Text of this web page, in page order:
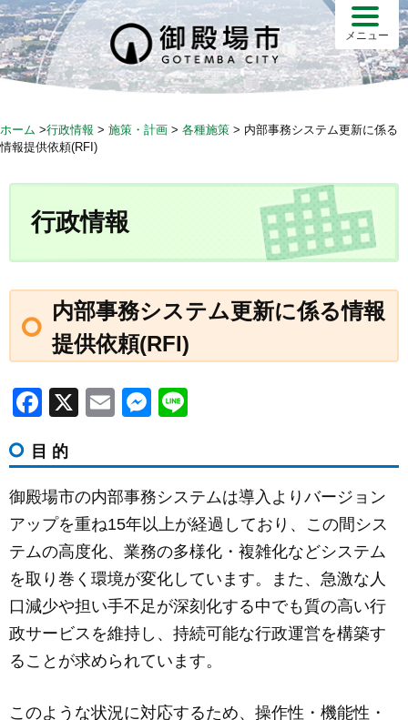
S
k
i
p
c
メニュー
ホーム >行政情報 > 施策・計画 > 各種施策 > 内部事務システム更新に係る
情報提供依頼(RFI)
行政情報
内部事務システム更新に係る情報
提供依頼(RFI)
F
c
e
b
o
o
k
X
E
ail
M
ss
e
n
g
er
e
目 的
御殿場市の内部事務システムは導入よりバージョン
アップを重ね15年以上が経過しており、この間シス
テムの高度化、業務の多様化・複雑化などシステム
を取り巻く環境が変化しています。また、急激な人
口減少や担い手不足が深刻化する中でも質の高い行
政サービスを維持し、持続可能な行政運営を構築す
ることが求められています。
このような状況に対応するため、操作性・機能性・